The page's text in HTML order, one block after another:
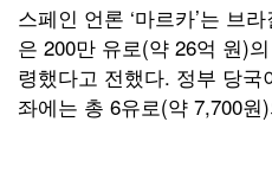
스페인 언론 ‘마르카’는 브
은 200만 유로(약 26억 원)
령했다고 전했다. 정부 당
좌에는 총 6유로(약 7,700